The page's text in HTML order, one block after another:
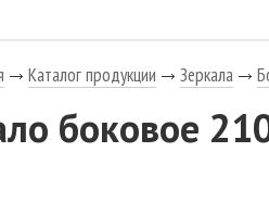
Каталог продукции Зеркала
боковое